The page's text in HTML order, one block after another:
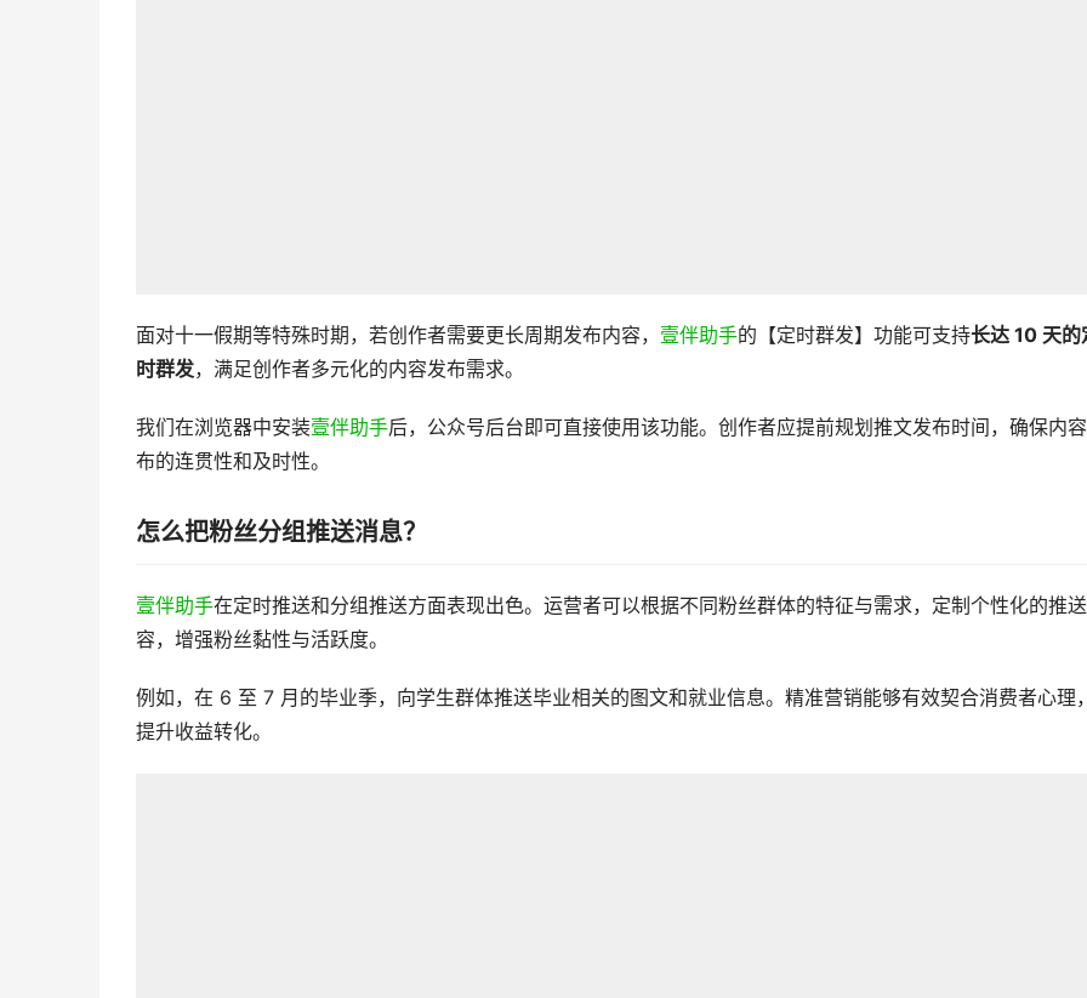
面对十一假期等特殊时期，若创作者需要更长周期发布内容， 壹伴助手的【定时群发】功能可支持长达 10 天的
时群发，满足创作者多元化的内容发布需求。
我们在浏览器中安装壹伴助手后，公众号后台即可直接使用该功能。创作者应提前规划推文发布时间，确保内
布的连贯性和及时性。
怎么把粉丝分组推送消息？
壹伴助手在定时推送和分组推送方面表现出色。运营者可以根据不同粉丝群体的特征与需求，定制个性化的推
容，增强粉丝黏性与活跃度。
例如，在 6 至 7 月的毕业季，向学生群体推送毕业相关的图文和就业信息。精准营销能够有效契合消费者心理
提升收益转化。